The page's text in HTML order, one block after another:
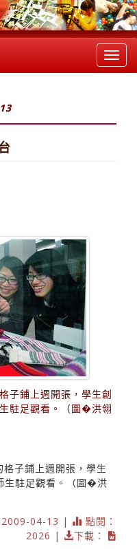
子鋪上週開張，學生創
駐足觀看。（圖�洪翎
子鋪上週開張，學生
生駐足觀看。（圖�洪
2009-04-13 |
點閱：
2026 |
下載：